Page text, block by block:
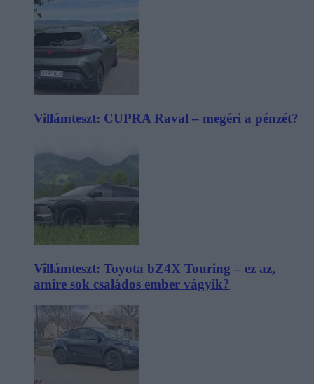
Villámteszt: CUPRA Raval – megéri a pénzét?
Villámteszt: Toyota bZ4X Touring – ez az,
amire sok családos ember vágyik?